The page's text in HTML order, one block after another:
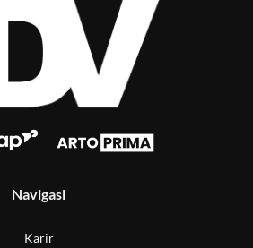
Navigasi
Karir